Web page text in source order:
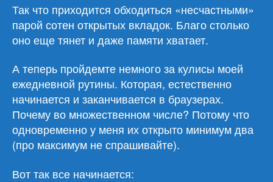
Так что приходится обходиться «несчастными»
парой сотен открытых вкладок. Благо столько
оно еще тянет и даже памяти хватает.
А теперь пройдемте немного за кулисы моей
ежедневной рутины. Которая, естественно
начинается и заканчивается в браузерах.
Почему во множественном числе? Потому что
одновременно у меня их открыто минимум два
(про максимум не спрашивайте).
Вот так все начинается: